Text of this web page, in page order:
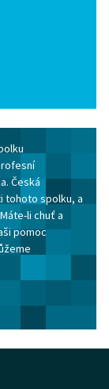
Česká
tohoto spolku, a
li chuť a
pomoc